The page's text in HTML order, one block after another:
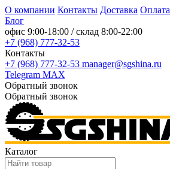
О компании Контакты Доставка Оплата
Блог
офис 9:00-18:00 / склад 8:00-22:00
+7 (968) 777-32-53
Контакты
+7 (968) 777-32-53 manager@sgshina.ru
Telegram MAX
Обратный звонок
Обратный звонок
Каталог